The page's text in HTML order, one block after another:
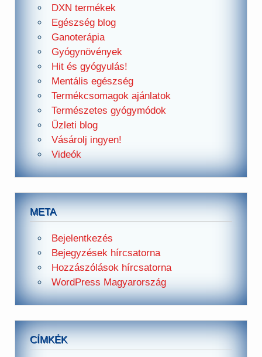
DXN termékek
Egészség blog
Ganoterápia
Gyógynövények
Hit és gyógyulás!
Mentális egészség
Termékcsomagok ajánlatok
Természetes gyógymódok
Üzleti blog
Vásárolj ingyen!
Videók
META
Bejelentkezés
Bejegyzések hírcsatorna
Hozzászólások hírcsatorna
WordPress Magyarország
CÍMKÉK